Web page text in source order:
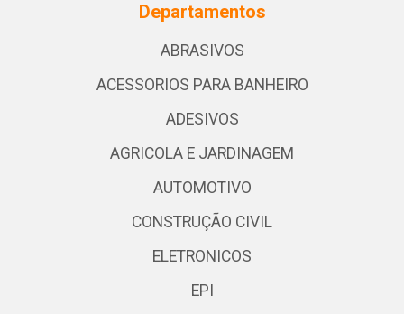
Departamentos
ABRASIVOS
ACESSORIOS PARA BANHEIRO
ADESIVOS
AGRICOLA E JARDINAGEM
AUTOMOTIVO
CONSTRUÇÃO CIVIL
ELETRONICOS
EPI